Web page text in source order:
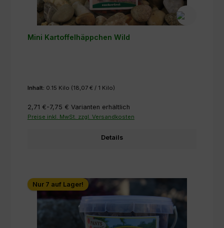
Mini Kartoffelhäppchen Wild
Inhalt: 0.15 Kilo (18,07 € / 1 Kilo)
2,71 €-7,75 € Varianten erhältlich
Preise inkl. MwSt. zzgl. Versandkosten
Details
Nur 7 auf Lager!